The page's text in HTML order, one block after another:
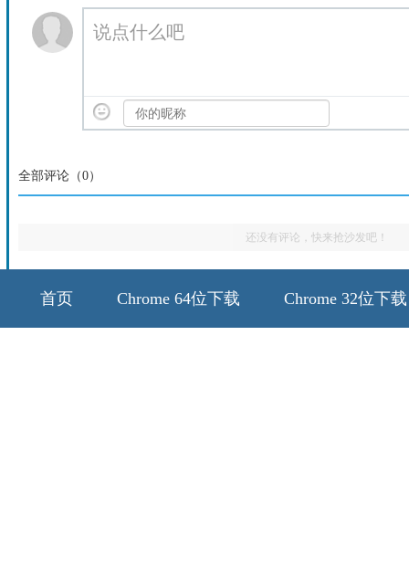
说点什么吧
全部评论（0）
还没有评论，快来抢沙发吧！
首页 Chrome 64位下载 Chrome 32位下载